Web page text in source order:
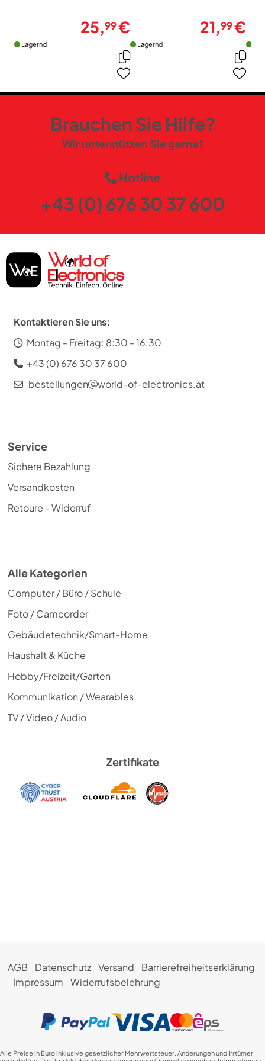
25,99€
Lagernd
21,99€
Lagernd
Brauchen Sie Hilfe?
Wir unterstützen Sie gerne!
Hotline
+43 (0) 676 30 37 600
Kontaktieren Sie uns:
Montag - Freitag: 8:30 - 16:30
+43 (0) 676 30 37 600
bestellungen
world-of-electronics.at
Service
Sichere Bezahlung
Versandkosten
Retoure - Widerruf
Alle Kategorien
Computer / Büro / Schule
Foto / Camcorder
Gebäudetechnik/Smart-Home
Haushalt & Küche
Hobby/Freizeit/Garten
Kommunikation / Wearables
TV / Video / Audio
Zertifikate
AGB Datenschutz Versand
Barrierefreiheitserklärung
Impressum
Widerrufsbelehrung
Alle Preise in Euro inklusive gesetzlicher Mehrwertsteuer. Änderungen und Irrtümer